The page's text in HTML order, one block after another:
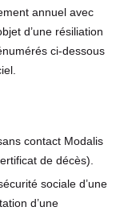
annuel avec
d’une résiliation
ci-dessous
contact Modalis
de décès).
sociale d’une
d’une